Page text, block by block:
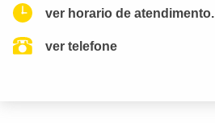
ver horario de atendimento.
ver telefone